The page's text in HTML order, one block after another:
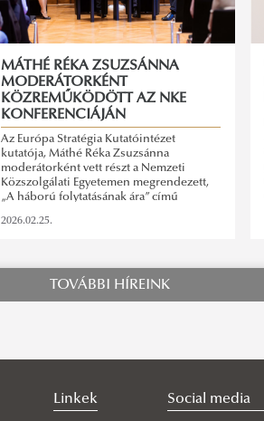
MÁTHÉ RÉKA ZSUZSÁNNA
MODERÁTORKÉNT
KÖZREMŰKÖDÖTT AZ NKE
KONFERENCIÁJÁN
Az Európa Stratégia Kutatóintézet
kutatója, Máthé Réka Zsuzsánna
moderátorként vett részt a Nemzeti
Közszolgálati Egyetemen megrendezett,
„A háború folytatásának ára” című
2026.02.25.
TOVÁBBI HÍREINK
Linkek Social media